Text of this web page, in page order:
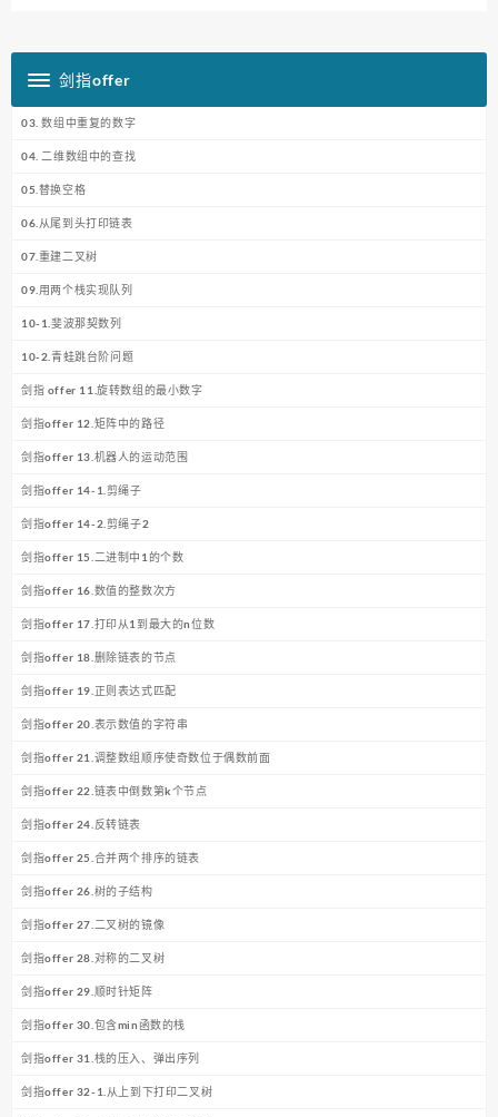
剑指offer
03. 数组中重复的数字
04. 二维数组中的查找
05.替换空格
06.从尾到头打印链表
07.重建二叉树
09.用两个栈实现队列
10-1.斐波那契数列
10-2.青蛙跳台阶问题
剑指 offer 11.旋转数组的最小数字
剑指offer 12.矩阵中的路径
剑指offer 13.机器人的运动范围
剑指offer 14-1.剪绳子
剑指offer 14-2.剪绳子2
剑指offer 15.二进制中1的个数
剑指offer 16.数值的整数次方
剑指offer 17.打印从1到最大的n位数
剑指offer 18.删除链表的节点
剑指offer 19.正则表达式匹配
剑指offer 20.表示数值的字符串
剑指offer 21.调整数组顺序使奇数位于偶数前面
剑指offer 22.链表中倒数第k个节点
剑指offer 24.反转链表
剑指offer 25.合并两个排序的链表
剑指offer 26.树的子结构
剑指offer 27.二叉树的镜像
剑指offer 28.对称的二叉树
剑指offer 29.顺时针矩阵
剑指offer 30.包含min函数的栈
剑指offer 31.栈的压入、弹出序列
剑指offer 32-1.从上到下打印二叉树